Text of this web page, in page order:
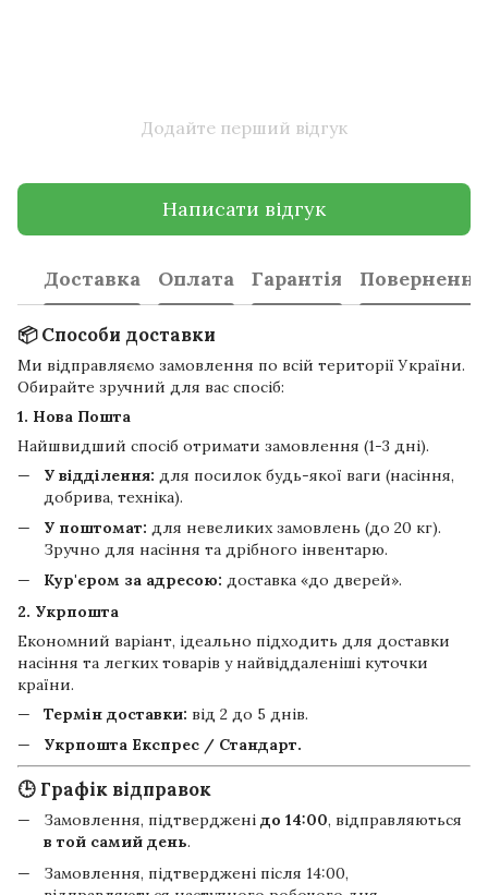
Додайте перший відгук
Написати відгук
Доставка Оплата Гарантія Повернення
📦 Способи доставки
Ми відправляємо замовлення по всій території України.
Обирайте зручний для вас спосіб:
1. Нова Пошта
Найшвидший спосіб отримати замовлення (1-3 дні).
У відділення: для посилок будь-якої ваги (насіння,
добрива, техніка).
У поштомат: для невеликих замовлень (до 20 кг).
Зручно для насіння та дрібного інвентарю.
Кур'єром за адресою: доставка «до дверей».
2. Укрпошта
Економний варіант, ідеально підходить для доставки
насіння та легких товарів у найвіддаленіші куточки
країни.
Термін доставки: від 2 до 5 днів.
Укрпошта Експрес / Стандарт.
🕒 Графік відправок
Замовлення, підтверджені до 14:00, відправляються
в той самий день.
Замовлення, підтверджені після 14:00,